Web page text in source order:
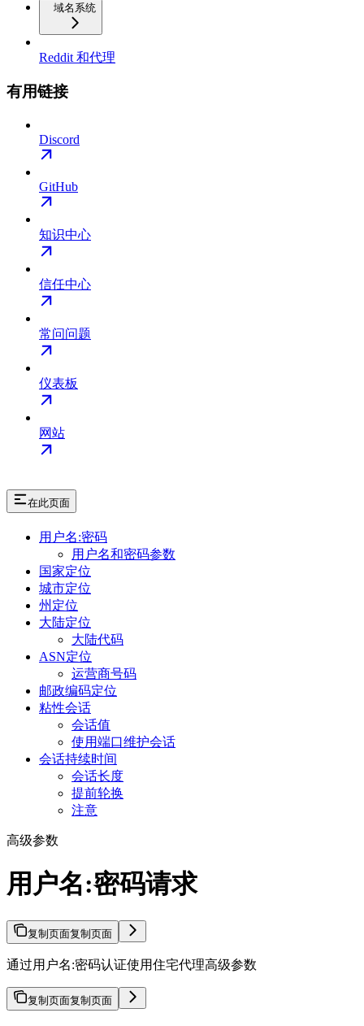
域名系统
Reddit 和代理
有用链接
Discord
GitHub
知识中心
信任中心
常问问题
仪表板
网站
在此页面
用户名:密码
用户名和密码参数
国家定位
城市定位
州定位
大陆定位
大陆代码
ASN定位
运营商号码
邮政编码定位
粘性会话
会话值
使用端口维护会话
会话持续时间
会话长度
提前轮换
注意
高级参数
用户名:密码请求
复制页面复制页面
通过用户名:密码认证使用住宅代理高级参数
复制页面复制页面